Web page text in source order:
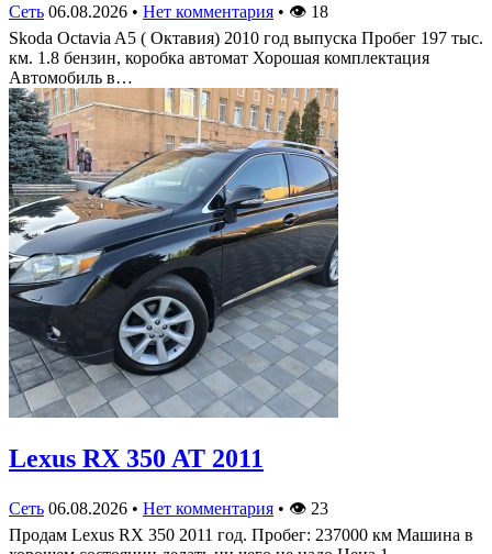
Сеть 06.08.2026 • Нет комментария • 👁 18
Skoda Octavia A5 ( Октавия) 2010 год выпуска Пробег 197 тыс.
км. 1.8 бензин, коробка автомат Хорошая комплектация
Автомобиль в…
Lexus RX 350 AT 2011
Сеть 06.08.2026 • Нет комментария • 👁 23
Продам Lexus RX 350 2011 год. Пробег: 237000 км Машина в